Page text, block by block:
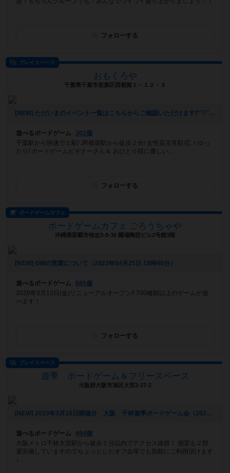
フォローする
プレイスペース
おもくろや
千葉県千葉市若葉区西都賀１－１２－３
[NEW] ただいまのイベント一覧はこちらからご確認いただけます(*'▽')b（2023年05月13日 20時17分）
遊べるボードゲーム
301個
千葉駅から快速で１駅/ JR都賀駅から徒歩２分/ 女性店主常駐/広々ゆっ
たり/ ボードゲームビギナーさん＆ おひとり様に優しい...
フォローする
ボードゲームカフェ
ボードゲームカフェ ごろうちゃや
沖縄県那覇市牧志3-8-30 國場陶芸ビル2号館3階
[NEW] GWの営業について（2023年04月25日 19時40分）
遊べるボードゲーム
665個
2020年3月13日(金)リニューアルオープン!! 700種類以上のゲームが遊
べます！
フォローする
プレイスペース
遊季 ボードゲーム＆フリースペース
大阪府大阪市旭区大宮2-27-2
[NEW] 2023年3月18日開催分 大阪 千林遊季ボードゲーム会（2023年02月17日 16時08分）
遊べるボードゲーム
494個
大阪メトロ千林大宮駅から徒歩１分以内でアクセス抜群！ 個室も２部
屋完備していますのでちょっとしたオフ会等でも気軽にご利用頂けます
♪ ...